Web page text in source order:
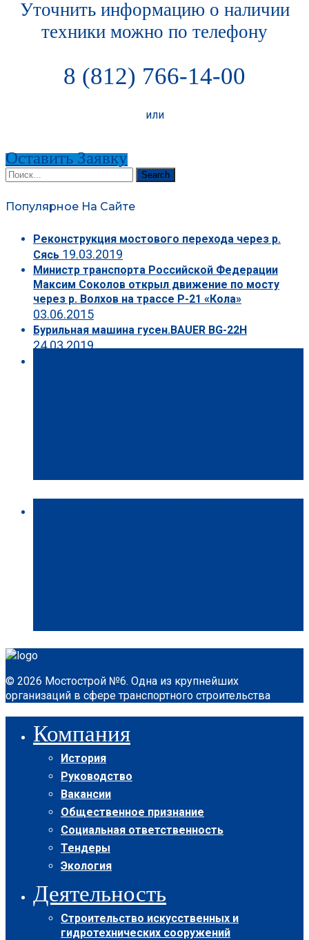
Уточнить информацию о наличии
техники можно по телефону
8 (812) 766-14-00
или
Оставить Заявку
Search
Популярное На Сайте
Реконструкция мостового перехода через р.
Сясь 19.03.2019
Министр транспорта Российской Федерации
Максим Соколов открыл движение по мосту
через р. Волхов на трассе Р-21 «Кола»
03.06.2015
Бурильная машина гусен.BAUER BG-22H
24.03.2019
© 2026 Мостострой №6. Одна из крупнейших
организаций в сфере транспортного строительства
Компания
История
Руководство
Вакансии
Общественное признание
Социальная ответственность
Тендеры
Экология
Деятельность
Строительство искусственных и
гидротехнических сооружений